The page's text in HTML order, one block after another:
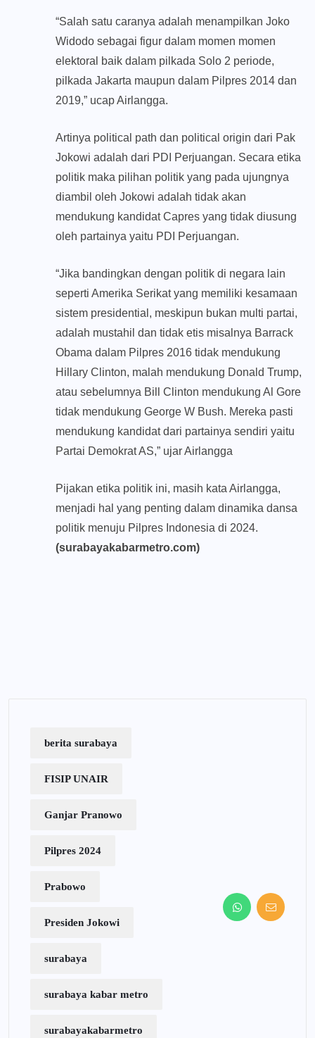
“Salah satu caranya adalah menampilkan Joko
Widodo sebagai figur dalam momen momen
elektoral baik dalam pilkada Solo 2 periode,
pilkada Jakarta maupun dalam Pilpres 2014 dan
2019,” ucap Airlangga.
Artinya political path dan political origin dari Pak
Jokowi adalah dari PDI Perjuangan. Secara etika
politik maka pilihan politik yang pada ujungnya
diambil oleh Jokowi adalah tidak akan
mendukung kandidat Capres yang tidak diusung
oleh partainya yaitu PDI Perjuangan.
“Jika bandingkan dengan politik di negara lain
seperti Amerika Serikat yang memiliki kesamaan
sistem presidential, meskipun bukan multi partai,
adalah mustahil dan tidak etis misalnya Barrack
Obama dalam Pilpres 2016 tidak mendukung
Hillary Clinton, malah mendukung Donald Trump,
atau sebelumnya Bill Clinton mendukung Al Gore
tidak mendukung George W Bush. Mereka pasti
mendukung kandidat dari partainya sendiri yaitu
Partai Demokrat AS,” ujar Airlangga
Pijakan etika politik ini, masih kata Airlangga,
menjadi hal yang penting dalam dinamika dansa
politik menuju Pilpres Indonesia di 2024.
(surabayakabarmetro.com)
berita surabaya
FISIP UNAIR
Ganjar Pranowo
Pilpres 2024
Prabowo
Presiden Jokowi
surabaya
surabaya kabar metro
surabayakabarmetro